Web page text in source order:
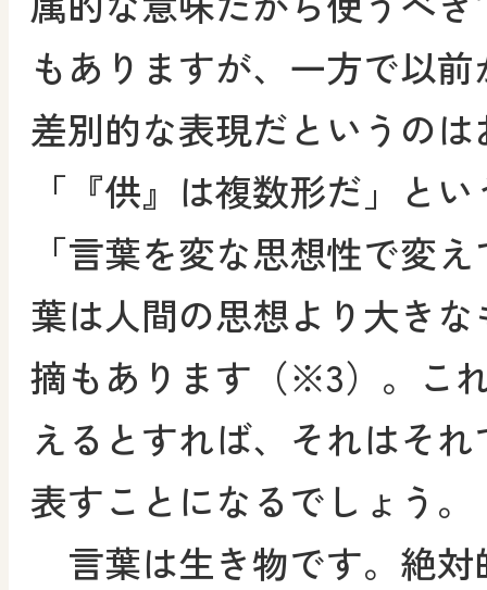
もありますが、一方で以
差別的な表現だというの
「『供』は複数形だ」と
「言葉を変な思想性で変
葉は人間の思想より大き
摘もあります（※3）。こ
えるとすれば、それはそ
表すことになるでしょう。
言葉は生き物です。絶対